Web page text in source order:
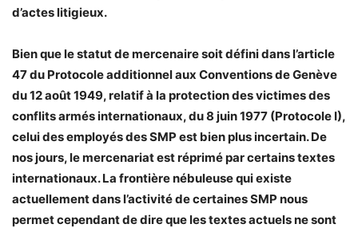
d’actes litigieux.
Bien que le statut de mercenaire soit défini dans l’article
47 du Protocole additionnel aux Conventions de Genève
du 12 août 1949, relatif à la protection des victimes des
conflits armés internationaux, du 8 juin 1977 (Protocole I),
celui des employés des SMP est bien plus incertain. De
nos jours, le mercenariat est réprimé par certains textes
internationaux. La frontière nébuleuse qui existe
actuellement dans l’activité de certaines SMP nous
permet cependant de dire que les textes actuels ne sont